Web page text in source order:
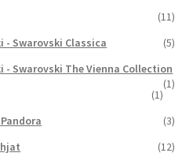
(11)
- Swarovski Classica
(5)
- Swarovski The Vienna Collection
(1)
(1)
(3)
(12)